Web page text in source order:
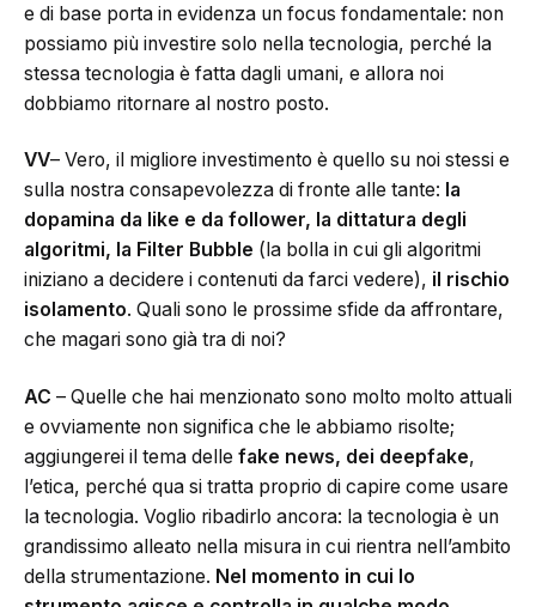
e di base porta in evidenza un focus fondamentale: non
possiamo più investire solo nella tecnologia, perché la
stessa tecnologia è fatta dagli umani, e allora noi
dobbiamo ritornare al nostro posto.
VV– Vero, il migliore investimento è quello su noi stessi e
sulla nostra consapevolezza di fronte alle tante: la
dopamina da like e da follower, la dittatura degli
algoritmi, la Filter Bubble (la bolla in cui gli algoritmi
iniziano a decidere i contenuti da farci vedere), il rischio
isolamento. Quali sono le prossime sfide da affrontare,
che magari sono già tra di noi?
AC – Quelle che hai menzionato sono molto molto attuali
e ovviamente non significa che le abbiamo risolte;
aggiungerei il tema delle fake news, dei deepfake,
l’etica, perché qua si tratta proprio di capire come usare
la tecnologia. Voglio ribadirlo ancora: la tecnologia è un
grandissimo alleato nella misura in cui rientra nell’ambito
della strumentazione. Nel momento in cui lo